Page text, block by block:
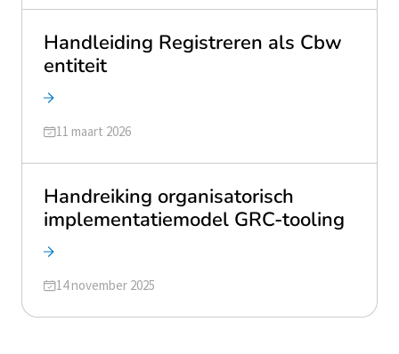
Handleiding Registreren als Cbw
entiteit
Geüpdatet op
11 maart 2026
Handreiking organisatorisch
implementatiemodel GRC-tooling
Geüpdatet op
14 november 2025